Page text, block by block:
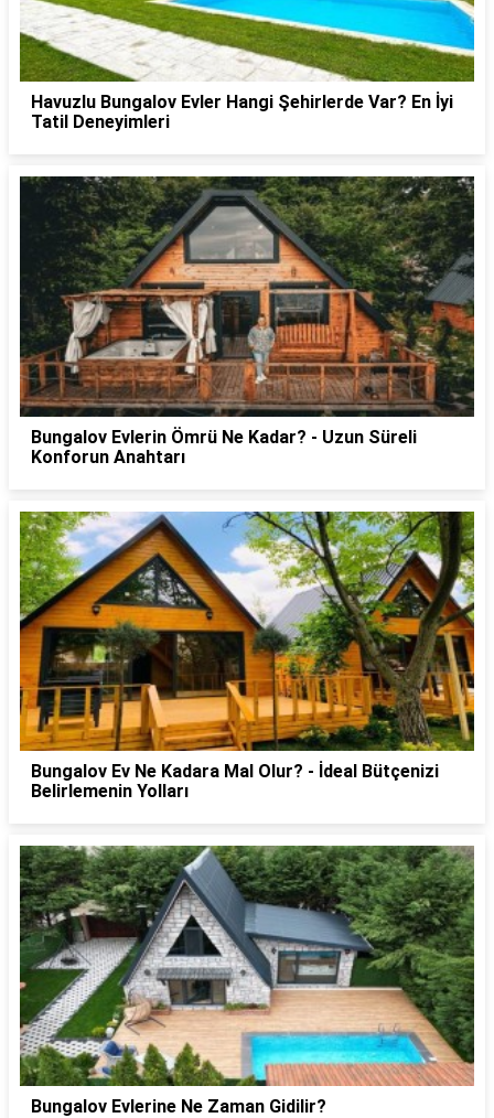
Havuzlu Bungalov Evler Hangi Şehirlerde Var? En İyi
Tatil Deneyimleri
Bungalov Evlerin Ömrü Ne Kadar? - Uzun Süreli
Konforun Anahtarı
Bungalov Ev Ne Kadara Mal Olur? - İdeal Bütçenizi
Belirlemenin Yolları
Bungalov Evlerine Ne Zaman Gidilir?